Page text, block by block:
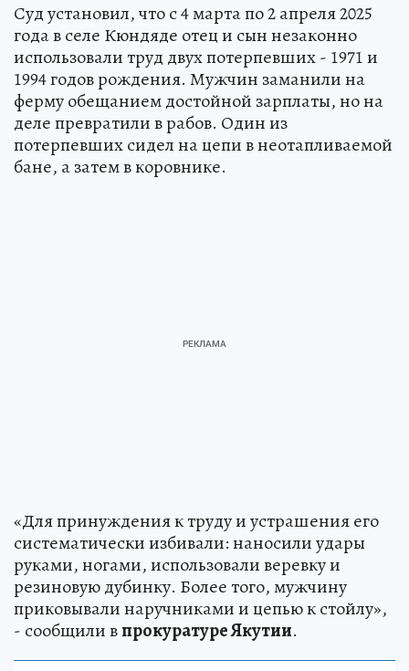
Суд установил, что с 4 марта по 2 апреля 2025
года в селе Кюндяде отец и сын незаконно
использовали труд двух потерпевших - 1971 и
1994 годов рождения. Мужчин заманили на
ферму обещанием достойной зарплаты, но на
деле превратили в рабов. Один из
потерпевших сидел на цепи в неотапливаемой
бане, а затем в коровнике.
«Для принуждения к труду и устрашения его
систематически избивали: наносили удары
руками, ногами, использовали веревку и
резиновую дубинку. Более того, мужчину
приковывали наручниками и цепью к стойлу»,
- сообщили впрокуратуре Якутии.